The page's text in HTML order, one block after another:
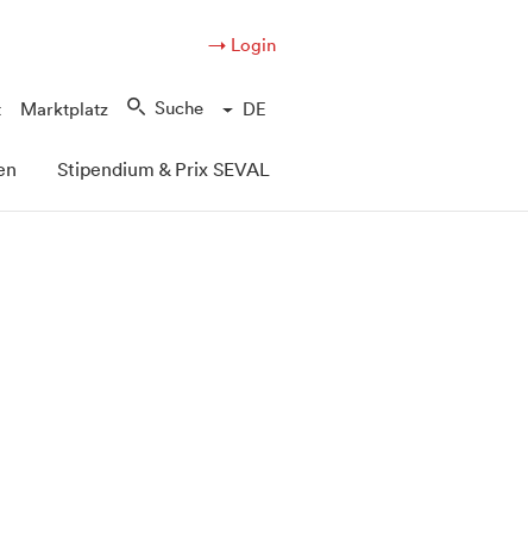
→ Login
Marktplatz Suche DE
Stipendium & Prix SEVAL